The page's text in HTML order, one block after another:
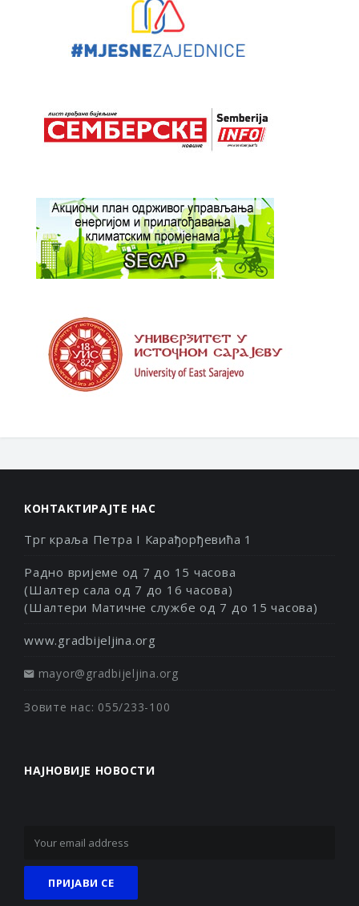
КОНТАКТИРАЈТЕ НАС
Трг краља Петра I Карађорђевића 1
Радно вријеме од 7 до 15 часова
(Шалтер сала од 7 до 16 часова)
(Шалтери Матичне службе од 7 до 15 часова)
www.gradbijeljina.org
mayor@gradbijeljina.org
Зовите нас: 055/233-100
НАЈНОВИЈЕ НОВОСТИ